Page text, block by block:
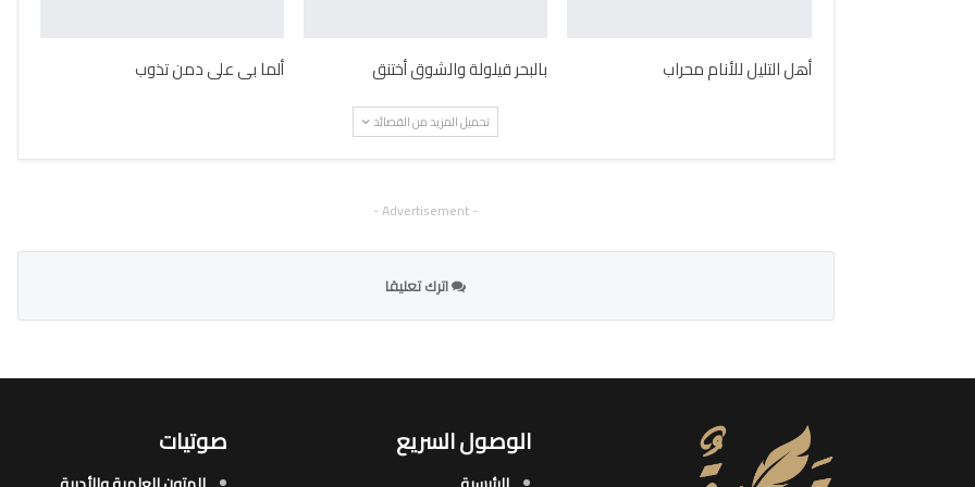
أهل التليل للأنام محراب بالبحر قيلولة والشوق أختنق ألما بى على دمن تذوب
تحميل المزيد من القصائد
- Advertisement -
اترك تعليقا
الوصول السريع صوتيات